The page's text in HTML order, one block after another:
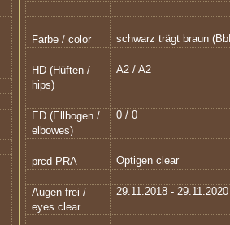
Farbe / color schwarz trägt braun
HD (Hüften /
hips)
A2 / A2
ED (Ellbogen /
elbowes)
0 / 0
prcd-PRA Optigen clear
Augen frei /
eyes clear
29.11.2018 - 29.11.2020